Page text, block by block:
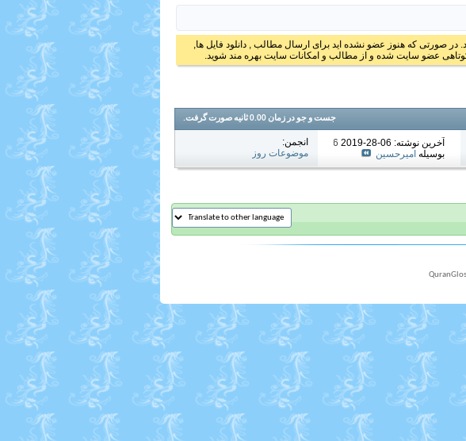
در صورتی که هنوز عضو نشده اید برای ارسال مطالب , دانلود فایل ها,
عضو سایت شده و از مطالب و امکانات سایت بهره مند شوید.
جست و جو در زمان 0.00ثانیه صورت گرفت.
آخرين نوشته: 06-28-2019
07:36 AM
بوسیله امیرحسین
انجمن:
موضوعات روز